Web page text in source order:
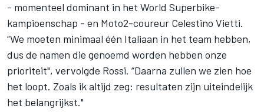
- momenteel dominant in het World Superbike-
kampioenschap - en Moto2-coureur Celestino Vietti.
“We moeten minimaal één Italiaan in het team hebben,
dus de namen die genoemd worden hebben onze
prioriteit", vervolgde Rossi. “Daarna zullen we zien hoe
het loopt. Zoals ik altijd zeg: resultaten zijn uiteindelijk
het belangrijkst."